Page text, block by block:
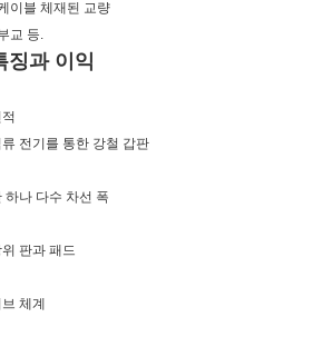
이블 체재된 교량
교 등.
징과 이익
류 전기를 통한 강철 갑판
하나 다수 차선 폭
위 판과 패드
체계